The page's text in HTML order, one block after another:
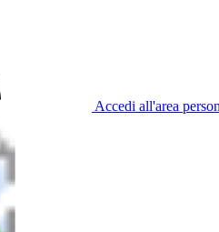
Accedi all'area